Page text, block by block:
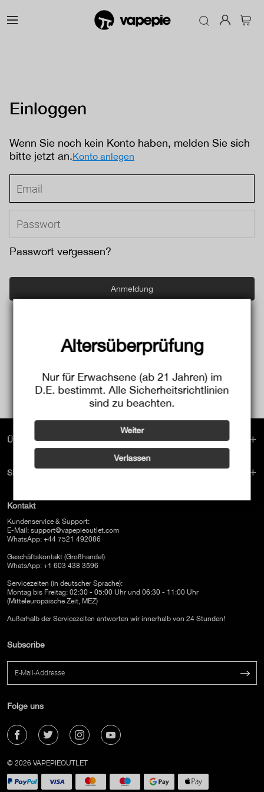
Altersüberprüfung
Nur für Erwachsene (ab 21 Jahren) im
D.E. bestimmt. Alle Sicherheitsrichtlinien
sind zu beachten.
Weiter
Verlassen
Einloggen
Wenn Sie noch kein Konto haben, melden Sie sich
bitte jetzt an.Konto anlegen
Passwort vergessen?
Anmeldung
Über Uns
Shop-Services
Kontakt
Kundenservice & Support:
E-Mail: support@vapepieoutlet.com
WhatsApp: +44 7521 492086
Geschäftskontakt (Großhandel):
WhatsApp: +1 603 438 3596
Servicezeiten (in deutscher Sprache):
Montag bis Freitag: 02:30 - 05:00 Uhr und 06:30 - 11:00 Uhr
(Mitteleuropäische Zeit, MEZ)
Außerhalb der Servicezeiten antworten wir innerhalb von 24 Stunden!
Subscribe
Folge uns
© 2026 VAPEPIEOUTLET